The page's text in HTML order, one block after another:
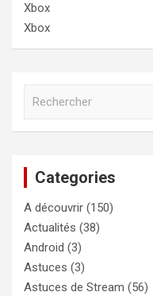
Xbox
Xbox
h
e
r
Categories
A découvrir (150)
Actualités (38)
Android (3)
Astuces (3)
Astuces de Stream (56)